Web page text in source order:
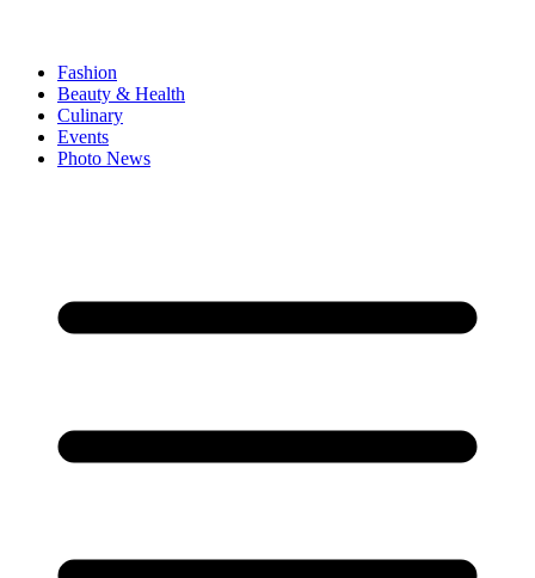
Fashion
Beauty & Health
Culinary
Events
Photo News